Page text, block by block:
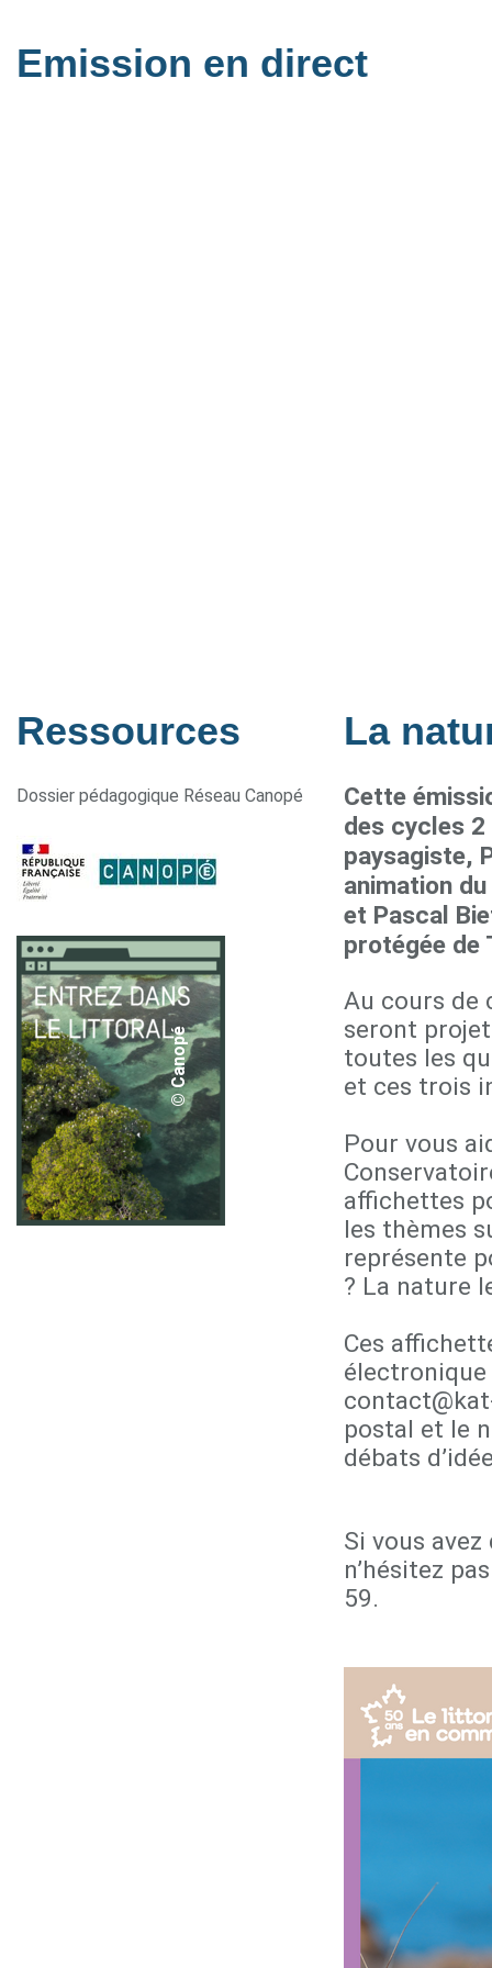
Emission en direct
Ressources
Dossier pédagogique Réseau Canopé
© Canopé
La
Cette
des cycles
paysagiste,
animation
et Pascal
protégée de
Au cours de
seront
toutes les
et ces trois
Pour vous
affichettes
les thèmes
représente
? La nature
Ces
électronique
postal et le
débats
Si vous
n’hésitez
59.